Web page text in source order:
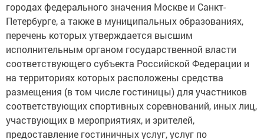
городах федерального значения Москве и Санкт-
Петербурге, а также в муниципальных образованиях,
перечень которых утверждается высшим
исполнительным органом государственной власти
соответствующего субъекта Российской Федерации и
на территориях которых расположены средства
размещения (в том числе гостиницы) для участников
соответствующих спортивных соревнований, иных лиц,
участвующих в мероприятиях, и зрителей,
предоставление гостиничных услуг, услуг по